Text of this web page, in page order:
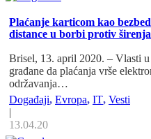
Plaćanje karticom kao
distance u borbi protiv
Brisel, 13. april 2020. – Vlasti
građane da plaćanja vrše
održavanja…
Događaji, Evropa, IT, Vesti
|
13.04.20